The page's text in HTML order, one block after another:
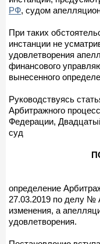
РФ, судом
При таких
инстанции не
удовлетворения
финансового
вынесенного
Руководствуясь
Арбитражного
Федерации,
суд
определение
27.03.2019 по делу №
изменения, а
удовлетворения.